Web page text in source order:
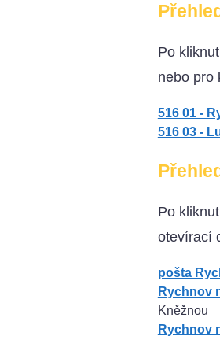
Po
nebo pro
516 01 -
516 03 -
Po
otevírací
pošta
Rychnov
Kněžnou
Rychnov